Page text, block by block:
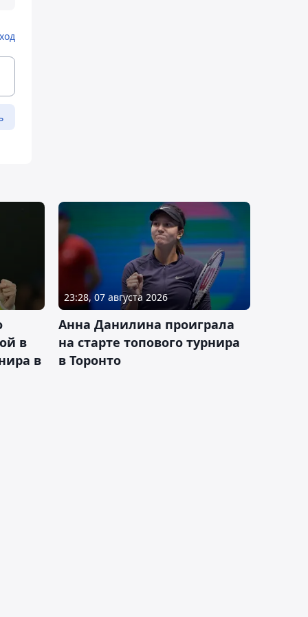
в
в
23:28, 07 августа 2026
Анна Данилина проиграла
на старте топового турнира
в Торонто